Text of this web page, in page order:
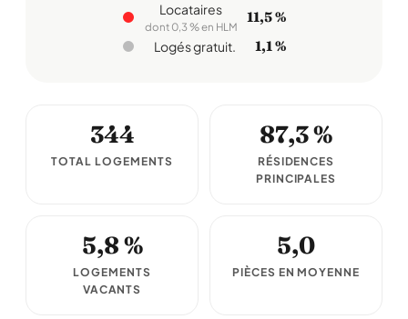
Locataires
dont 0,3 % en HLM
11,5 %
Logés gratuit. 1,1 %
344
TOTAL LOGEMENTS
87,3 %
RÉSIDENCES
PRINCIPALES
5,8 %
LOGEMENTS
VACANTS
5,0
PIÈCES EN MOYENNE